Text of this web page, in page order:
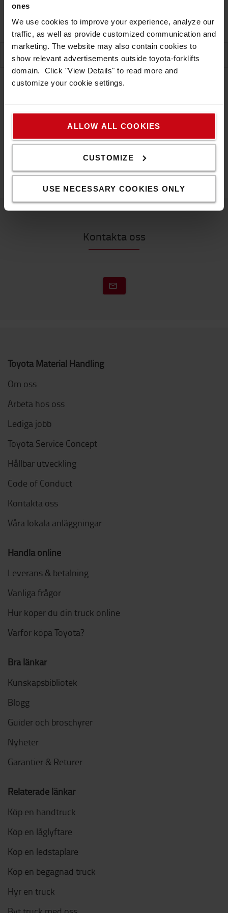
ones
We use cookies to improve your experience, analyze our
traffic, as well as provide customized communication and
marketing. The website may also contain cookies to
show relevant advertisements outside toyota-forklifts
domain. Click "View Details" to read more and
customize your cookie settings.
ALLOW ALL COOKIES
CUSTOMIZE
USE NECESSARY COOKIES ONLY
Produktgaranti
SPECIFIKATIONER
Dubbelväggig termosmugg i rostfritt stål med färgade
plastdelar. Volym: 450 ml Laseringraverad logo Levereras
Kontakta oss
Toyota Material Handling
Om oss
Arbeta hos oss
Lediga jobb
Toyota Service Concept
Hållbar utveckling
Code of Conduct
Kontakta oss
Våra lokala anläggningar
Handla online
Leverans & betalning
Vanliga frågor
Hur köper du din truck online
Varför köpa Toyota?
Bra länkar
Kunskapsbibliotek
Blogg
Guider och broschyrer
Nyheter
Garantier & Returer
Relaterade länkar
Köp en handtruck
Köp en låglyftare
Köp en ledstaplare
Köp en begagnad truck
Hyr en truck